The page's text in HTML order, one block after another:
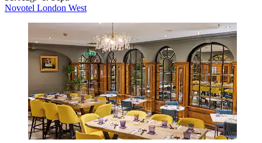
Novotel London West